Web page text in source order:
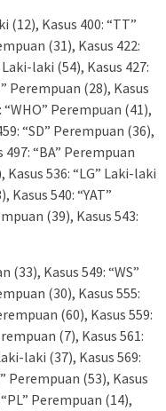
(12), Kasus 400: “TT”
(31), Kasus 422:
laki (54), Kasus 427:
Perempuan (28), Kasus
“WHO” Perempuan (41),
“SD” Perempuan (36),
497: “BA” Perempuan
Kasus 536: “LG” Laki-laki
Kasus 540: “YAT”
(39), Kasus 543:
(33), Kasus 549: “WS”
(30), Kasus 555:
(60), Kasus 559:
(7), Kasus 561:
laki (37), Kasus 569:
Perempuan (53), Kasus
Perempuan (14),